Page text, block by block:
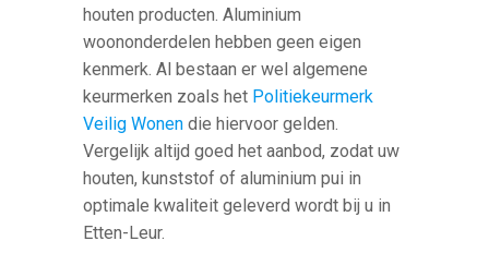
houten producten. Aluminium
woononderdelen hebben geen eigen
kenmerk. Al bestaan er wel algemene
keurmerken zoals het Politiekeurmerk
Veilig Wonen die hiervoor gelden.
Vergelijk altijd goed het aanbod, zodat uw
houten, kunststof of aluminium pui in
optimale kwaliteit geleverd wordt bij u in
Etten-Leur.